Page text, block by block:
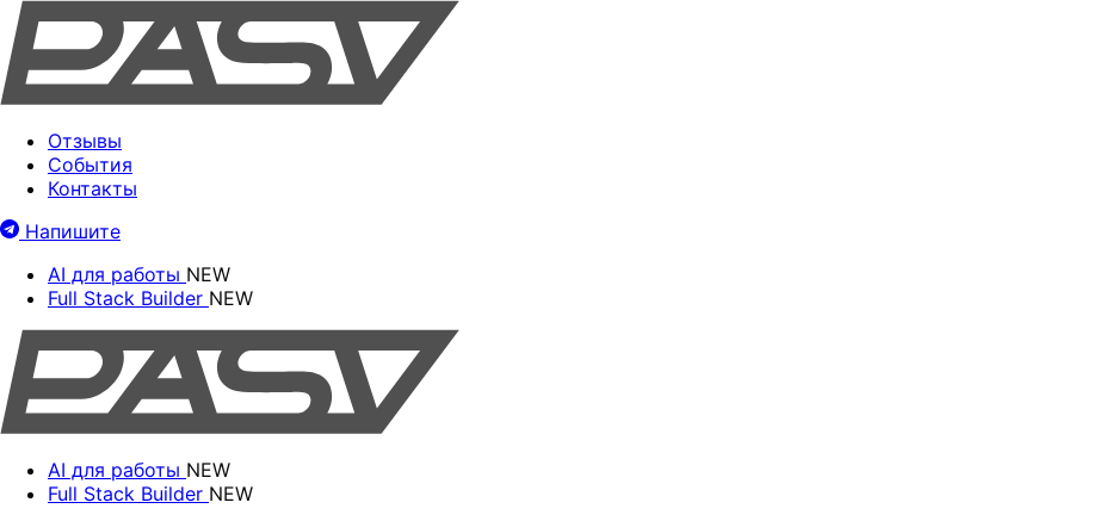
Отзывы
События
Контакты
Напишите
AI для работы NEW
Full Stack Builder NEW
AI для работы NEW
Full Stack Builder NEW